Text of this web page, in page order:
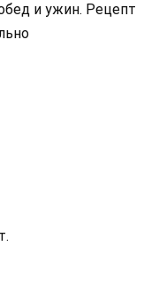
и ужин. Рецепт